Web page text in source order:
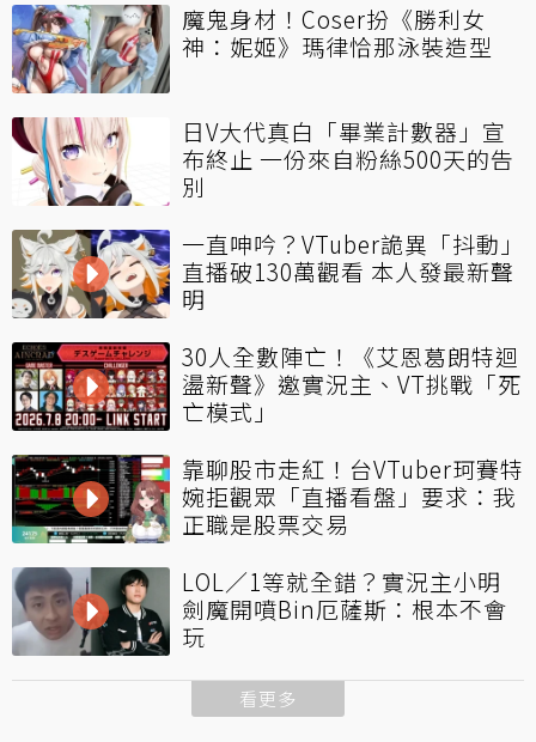
魔鬼身材！Coser扮《勝利女
神：妮姬》瑪律恰那泳裝造型
日V大代真白「畢業計數器」宣
布終止 一份來自粉絲500天的告
別
一直呻吟？VTuber詭異「抖動」
直播破130萬觀看 本人發最新聲
明
30人全數陣亡！《艾恩葛朗特迴
盪新聲》邀實況主、VT挑戰「死
亡模式」
靠聊股市走紅！台VTuber珂賽特
婉拒觀眾「直播看盤」要求：我
正職是股票交易
LOL／1等就全錯？實況主小明
劍魔開噴Bin厄薩斯：根本不會
玩
看更多